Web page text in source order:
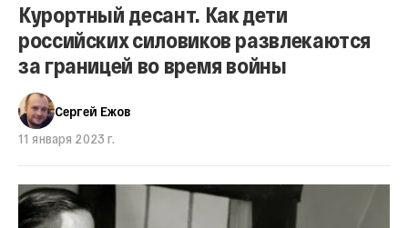
Курортный десант. Как дети
российских силовиков развлекаются
за границей во время войны
Сергей Ежов
11 января 2023 г.